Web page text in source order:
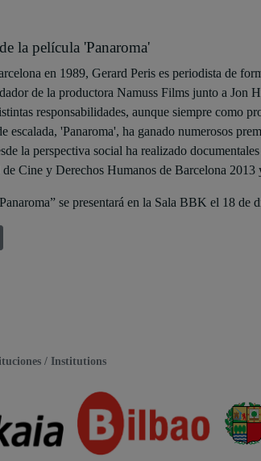
la película 'Panaroma'
en 1989, Gerard Peris es periodista de
de la productora Namuss Films junto a Jon
responsabilidades, aunque siempre como
escalada, 'Panaroma', ha ganado numerosos
la perspectiva social ha realizado
Cine y Derechos Humanos de Barcelona
se presentará en la Sala BBK el 18 de
Fredi Paia
/ Institutions